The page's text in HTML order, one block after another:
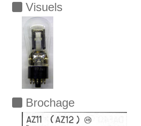
Visuels
Brochage